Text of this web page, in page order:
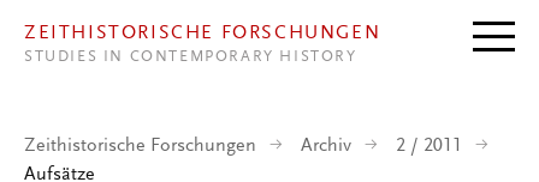
ZEITHISTORISCHE FORSCHUNGEN
STUDIES IN CONTEMPORARY HISTORY
Zeithistorische Forschungen Archiv
2 / 2011
Aufsätze